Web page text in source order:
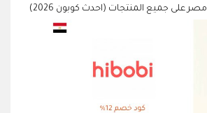
على جميع المنتجات (احدث كوبون 2026)